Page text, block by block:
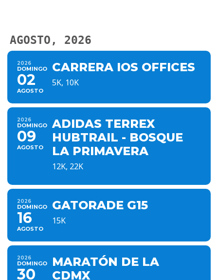
AGOSTO, 2026
2026
DOMINGO
02
AGOSTO
CARRERA IOS OFFICES
5K, 10K
2026
DOMINGO
09
AGOSTO
ADIDAS TERREX
HUBTRAIL - BOSQUE
LA PRIMAVERA
12K, 22K
2026
DOMINGO
16
AGOSTO
GATORADE G15
15K
2026
DOMINGO
30
MARATÓN DE LA
CDMX